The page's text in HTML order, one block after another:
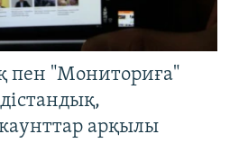
пен "Мониториға"
арқылы